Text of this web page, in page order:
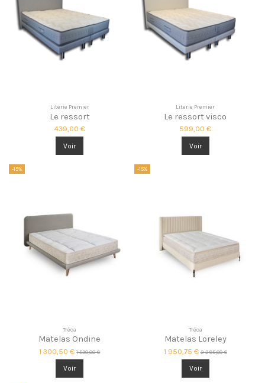
Literie Premier
Le ressort
439,00 €
Voir
Literie Premier
Le ressort visco
599,00 €
Voir
-15%
Tréca
Matelas Ondine
1 300,50 € 1 530,00 €
Voir
-15%
Tréca
Matelas Loreley
1 950,75 € 2 295,00 €
Voir